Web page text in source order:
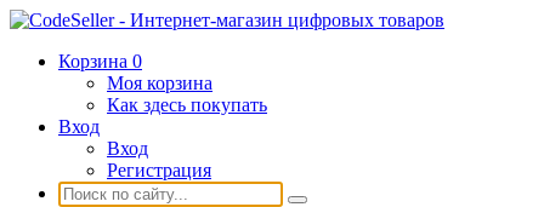
Корзина 0
Моя корзина
Как здесь покупать
Вход
Вход
Регистрация